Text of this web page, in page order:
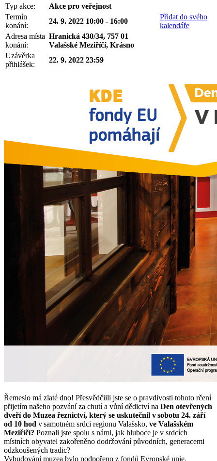
Typ akce:
Akce pro veřejnost
Termín
konání:
24. 9. 2022 10:00 - 16:00
Přidat do svého
kalendáře
Adresa místa
konání:
Hranická 430/34, 757 01
Valašské Meziříčí, Krásno
Uzávěrka
přihlášek:
22. 9. 2022 23:59
Řemeslo má zlaté dno! Přesvědčiili jste se o pravdivosti tohoto rčení
přijetím našeho pozvání za chutí a vůní dědictví na Den otevřených
dveří do Muzea řeznictví, který se uskutečnil v sobotu 24. září
od 10 hod v samotném srdci regionu Valašsko, ve Valašském
Meziříčí? Poznali jste spolu s námi, jak hluboce je v srdcích
místních obyvatel zakořeněno dodržování původních, generacemi
odzkoušených tradic?
Vybudování muzea bylo podpořeno z fondů Evropské unie.